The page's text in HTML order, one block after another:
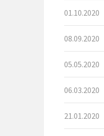
01.10.2020
08.09.2020
05.05.2020
06.03.2020
21.01.2020